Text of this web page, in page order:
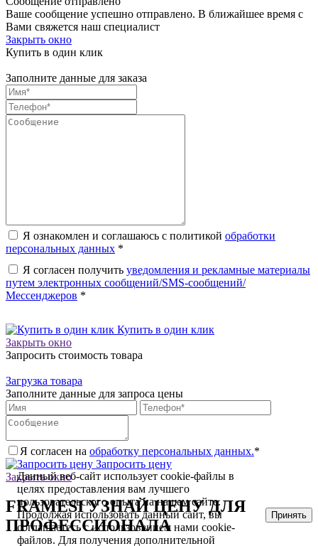
Ваше сообщение успешно отправлено. В ближайшее время с
Вами свяжется наш специалист
Закрыть окно
Купить в один клик
Заполните данные для заказа
Я ознакомлен и соглашаюсь с политикой обработки
персональных данных *
Я согласен получить уведомления и рекламные материалы
путем электронных сообщений/SMS-сообщений/
Мессенджеров *
Купить в один клик
Закрыть окно
Запросить стоимость товара
Загрузка товара
Заполните данные для запроса цены
Я согласен на обработку персональных данных.*
Запросить цену
Закрыть окно
FRAMESI УЗНАЙ ЦЕНУ ДЛЯ
ПРОФЕССИОНАЛА
Данный веб-сайт использует cookie-файлы в
целях предоставления вам лучшего
пользовательского опыта на нашем сайте.
Продолжая использовать данный сайт, вы
соглашаетесь с использованием нами cookie-
файлов. Для получения дополнительной
Принять